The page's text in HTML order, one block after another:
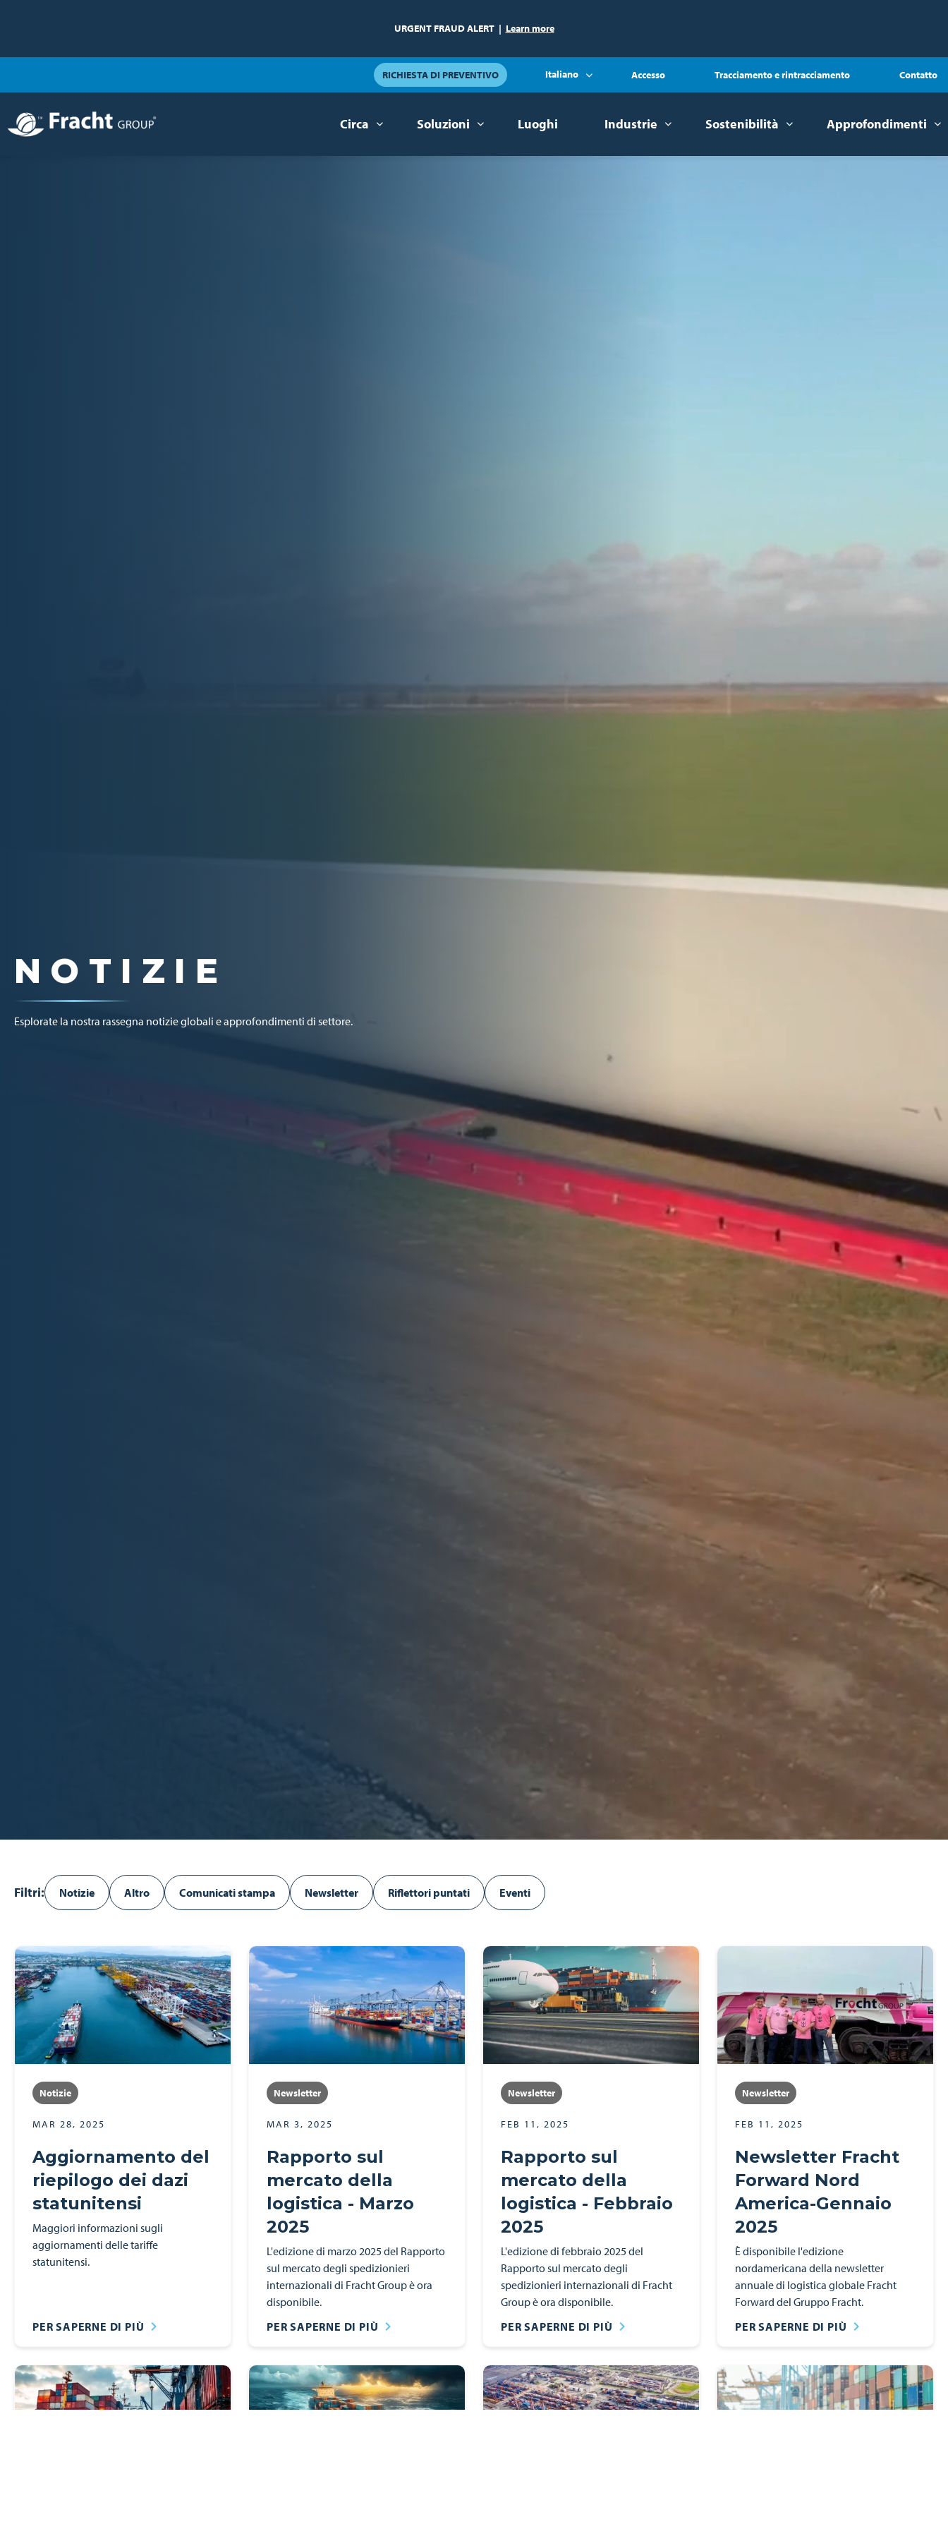
URGENT FRAUD ALERT | Learn more
RICHIESTA DI PREVENTIVO Italiano Accesso Tracciamento e rintracciamento Contatto
Circa Soluzioni Luoghi Industrie Sostenibilità Approfondimenti
NOTIZIE
Esplorate la nostra rassegna notizie globali e approfondimenti di settore.
Filtri: Notizie Altro Comunicati stampa Newsletter Riflettori puntati Eventi
Notizie
MAR 28, 2025
Aggiornamento del
riepilogo dei dazi
statunitensi
Maggiori informazioni sugli
aggiornamenti delle tariffe
statunitensi.
PER SAPERNE DI PIÙ
Newsletter
MAR 3, 2025
Rapporto sul
mercato della
logistica - Marzo
2025
L'edizione di marzo 2025 del Rapporto
sul mercato degli spedizionieri
internazionali di Fracht Group è ora
disponibile.
PER SAPERNE DI PIÙ
Newsletter
FEB 11, 2025
Rapporto sul
mercato della
logistica - Febbraio
2025
L'edizione di febbraio 2025 del
Rapporto sul mercato degli
spedizionieri internazionali di Fracht
Group è ora disponibile.
PER SAPERNE DI PIÙ
Newsletter
FEB 11, 2025
Newsletter Fracht
Forward Nord
America-Gennaio
2025
È disponibile l'edizione
nordamericana della newsletter
annuale di logistica globale Fracht
Forward del Gruppo Fracht.
PER SAPERNE DI PIÙ